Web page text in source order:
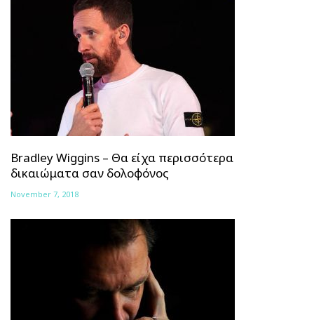
Bradley Wiggins – Θα είχα περισσότερα
δικαιώματα σαν δολοφόνος
November 7, 2018